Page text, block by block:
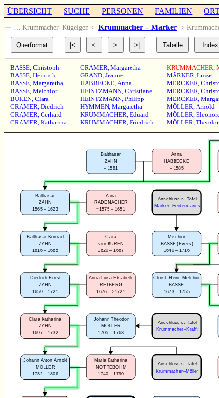
ÜBERSICHT SUCHE PERSONEN FAMILIEN
… Krummacher–Kügelgen < Krummacher – Märker >
BASSE,Christoph
BASSE,Heinrich
BASSE,Margaretha
BASSE,Melchior
BÜREN,Clara
CRAMER,Diedrich
CRAMER,Gerhard
CRAMER,Katharina
CRAMER, Margaretha
GRAND, Jeanne
HABBECKE, Anna
HEINTZMANN, Christiane
HEINTZMANN, Philipp
HYMMEN, Margaretha
KRUMMACHER, Eduard
KRUMMACHER, Friedrich
KRUMMACHER,
MÄRKER, Luise
MERCKER,
MERCKER,
MERCKER,
MÖLLER, Arnold
MÖLLER,
MÖLLER, Theodor
Johann Anton Arnold
MÖLLER
1732 – 1806
Maria Katharina
NOTTEBOHM
1740 – 1790
Johann Theodor
MÖLLER
1705 – 1763
Clara Katharina
ZAHN
1697 – 1732
Diedrich Ernst
ZAHN
1659 – 1721
Anna Luisa Elisabeth
RETBERG
1676 – >1721
Balthasar Konrad
ZAHN
1616 – 1665
Clara
von BÜREN
1620 – 1667
Balthasar
ZAHN
1565 – 1623
Anna
RADEMACHER
~1575 – 1651
Balthasar
ZAHN
–1581
Anna
HABBECKE
– 1585
Melchior
BASSE (Evers)
1640 – 1716
Anschluss s. Tafel
Märker–Heidermanns
Christ. Heinr. Melchior
BASSE
1673 – 1755
Anschluss s. Tafel
Krummacher–Krafft
Anschluss s. Tafel
Krummacher–Möller